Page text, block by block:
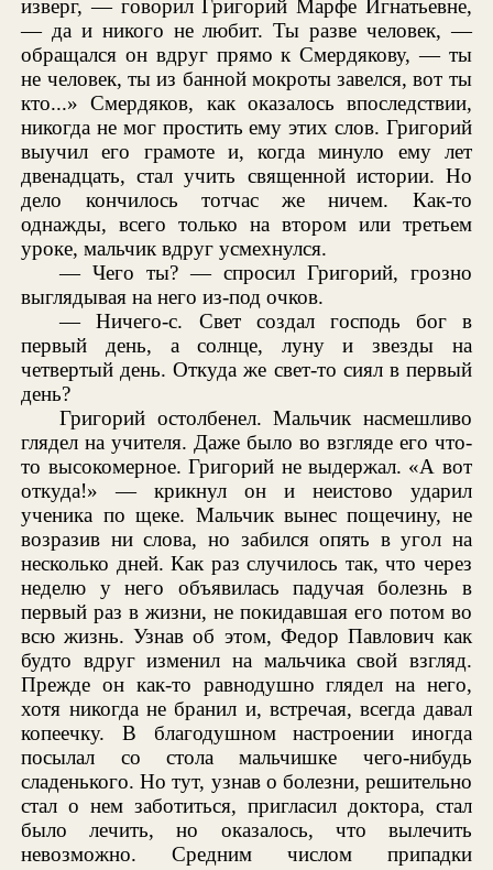
изверг, — говорил Григорий Марфе Игнатьевне,
— да и никого не любит. Ты разве человек, —
обращался он вдруг прямо к Смердякову, — ты
не человек, ты из банной мокроты завелся, вот ты
кто...» Смердяков, как оказалось впоследствии,
никогда не мог простить ему этих слов. Григорий
выучил его грамоте и, когда минуло ему лет
двенадцать, стал учить священной истории. Но
дело кончилось тотчас же ничем. Как-то
однажды, всего только на втором или третьем
уроке, мальчик вдруг усмехнулся.
— Чего ты? — спросил Григорий, грозно
выглядывая на него из-под очков.
— Ничего-с. Свет создал господь бог в
первый день, а солнце, луну и звезды на
четвертый день. Откуда же свет-то сиял в первый
день?
Григорий остолбенел. Мальчик насмешливо
глядел на учителя. Даже было во взгляде его что-
то высокомерное. Григорий не выдержал. «А вот
откуда!» — крикнул он и неистово ударил
ученика по щеке. Мальчик вынес пощечину, не
возразив ни слова, но забился опять в угол на
несколько дней. Как раз случилось так, что через
неделю у него объявилась падучая болезнь в
первый раз в жизни, не покидавшая его потом во
всю жизнь. Узнав об этом, Федор Павлович как
будто вдруг изменил на мальчика свой взгляд.
Прежде он как-то равнодушно глядел на него,
хотя никогда не бранил и, встречая, всегда давал
копеечку. В благодушном настроении иногда
посылал со стола мальчишке чего-нибудь
сладенького. Но тут, узнав о болезни, решительно
стал о нем заботиться, пригласил доктора, стал
было лечить, но оказалось, что вылечить
невозможно. Средним числом припадки